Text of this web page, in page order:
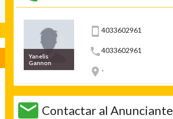
Yanelis
Gannon
4033602961
4033602961
-
Contactar al Anunciante